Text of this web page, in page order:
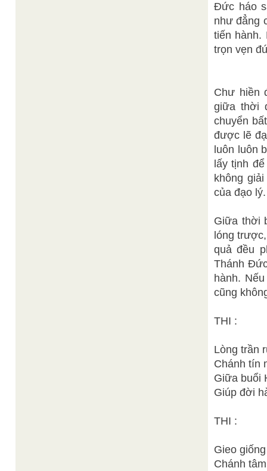
Đức háo
như đẳng
tiến hành.
trọn vẹn
Chư hiền
giữa thời
chuyển
được lẽ
luôn luôn
lấy tịnh
không
của đạo lý.
Giữa thời
lóng
quả đều
Thánh
hành.
cũng
THI :
Lòng trần
Chánh tín
Giữa buổi
Giúp đời
THI :
Gieo
Chánh